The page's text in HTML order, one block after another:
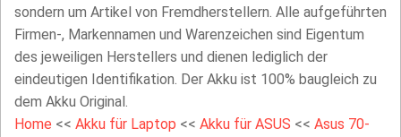
sondern um Artikel von Fremdherstellern. Alle aufgeführten
Firmen-, Markennamen und Warenzeichen sind Eigentum
des jeweiligen Herstellers und dienen lediglich der
eindeutigen Identifikation. Der Akku ist 100% baugleich zu
dem Akku Original.
Home << Akku für Laptop << Akku für ASUS << Asus 70-